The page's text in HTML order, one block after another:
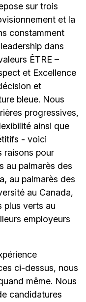
sur trois
et la
constamment
dans
ÊTRE –
et Excellence
et
bleue. Nous
progressives,
ainsi que
- voici
raisons pour
au palmarès des
au palmarès des
au Canada,
plus verts au
employeurs
ci-dessus, nous
même. Nous
candidatures